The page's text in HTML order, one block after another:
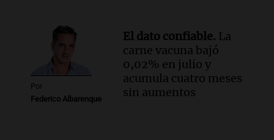
Por
Federico Albarenque
El dato confiable. La
carne vacuna bajó
0,02% en julio y
acumula cuatro meses
sin aumentos